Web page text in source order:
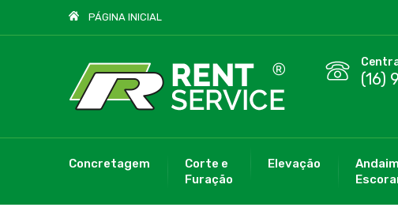
PÁGINA INICIAL
(16)
Concretagem
Corte e
Furação
Elevação